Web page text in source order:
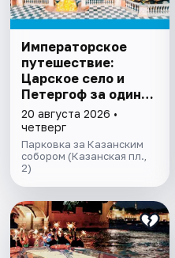
Императорское
путешествие:
Царское село и
Петергоф за один
день
20 августа 2026 •
четверг
Парковка за Казанским
собором (Казанская пл.,
2)